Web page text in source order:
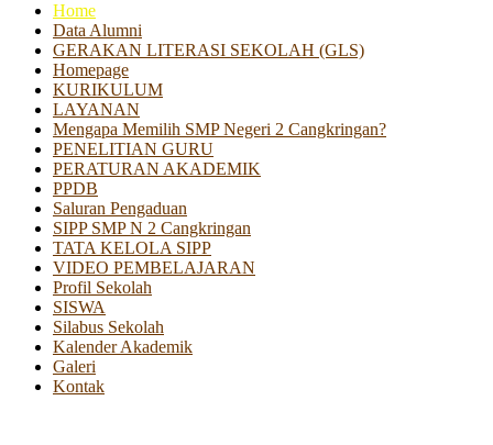
Home
Data Alumni
GERAKAN LITERASI SEKOLAH (GLS)
Homepage
KURIKULUM
LAYANAN
Mengapa Memilih SMP Negeri 2 Cangkringan?
PENELITIAN GURU
PERATURAN AKADEMIK
PPDB
Saluran Pengaduan
SIPP SMP N 2 Cangkringan
TATA KELOLA SIPP
VIDEO PEMBELAJARAN
Profil Sekolah
SISWA
Silabus Sekolah
Kalender Akademik
Galeri
Kontak